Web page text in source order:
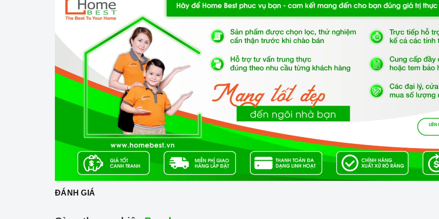
Sắp xếp bát đĩa đúng cách: Trước khi cho bát đĩa vàomáy rửa chén , bạn cần sắp xếp chúng đúng cách để
bát đĩa được rửa sạch và khô ráo hoàn toàn. Bạn cần chú ý:
Loại bỏ thức ăn thừa khỏi bát đĩa trước khi cho vàomáy rửa chén .
Sắp xếp bát đĩa sao cho các vật dụng không va chạm với nhau.
Sắp xếp bát đĩa ở vị trí phù hợp với chương trình rửa.
Lựa chọn chương trình rửa phù hợp: Mỗi chương trình rửa có một mục đích và thời gian khác nhau. Bạn nên
lựa chọn chương trình rửa phù hợp với lượng và mức độ bẩn của bát đĩa.
Vệ sinh máy rửa chénđịnh kỳ: Bạn nên vệ sinh máy rửa chénđịnh kỳ để loại bỏ cặn bẩn, ngăn ngừa vi
khuẩn phát triển. Bạn có thể vệ sinh
máy rửa chénbằng cách sử dụng các chất tẩy rửa chuyên dụng hoặc
bằng cách chạy chương trình rửa vệ sinh.
Bảo quảnmáy rửa chénđúng cách: Khi không sử dụngmáy rửa chén, bạn nên tắt nguồn và xả hết nước
trong máy. Bạn cũng nên đóng cửa máy để ngăn bụi bẩn và côn trùng xâm nhập.
3. Tại sao nên chọn mua sản phẩm tại Home Best?
Cam kết hàng chính hãng:
ĐÁNH GIÁ